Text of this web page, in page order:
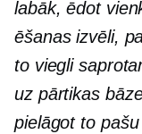
labāk, ēdot
ēšanas izvēli,
to viegli
uz pārtikas
pielāgot to